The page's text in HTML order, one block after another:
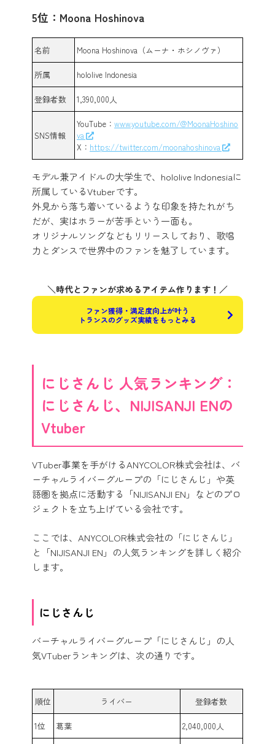
5位：Moona Hoshinova
名前 Moona Hoshinova（ムーナ・ホシノヴァ）
所属 hololive Indonesia
登録者数 1,390,000人
SNS情報
YouTube：www.youtube.com/@MoonaHoshino
va
X： https://twitter.com/moonahoshinova
モデル兼アイドルの大学生で、hololive Indonesiaに
所属しているVtuberです。
外見から落ち着いているような印象を持たれがち
だが、実はホラーが苦手という一面も。
オリジナルソングなどもリリースしており、歌唱
力とダンスで世界中のファンを魅了しています。
＼時代とファンが求めるアイテム作ります！／
ファン獲得・満足度向上が叶う
トランスのグッズ実績をもっとみる
にじさんじ 人気ランキング：
にじさんじ、NIJISANJI ENの
Vtuber
VTuber事業を手がけるANYCOLOR株式会社は、バ
ーチャルライバーグループの「にじさんじ」や英
語圏を拠点に活動する「NIJISANJI EN」などのプロ
ジェクトを立ち上げている会社です。
ここでは、ANYCOLOR株式会社の「にじさんじ」
と「NIJISANJI EN」の人気ランキングを詳しく紹介
します。
にじさんじ
バーチャルライバーグループ「にじさんじ」の人
気VTuberランキングは、次の通りです。
順位 ライバー 登録者数
1位 葛葉 2,040,000人